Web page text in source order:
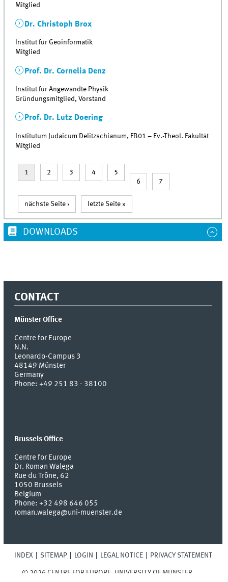
Mitglied
Dr. Christoph Brox
Institut für Geoinformatik
Mitglied
Prof. Dr. Cornelia Denz
Institut für Angewandte Physik
Gründungsmitglied, Vorstand
Prof. Dr. Lutz Doering
Institutum Judaicum Delitzschianum, FB01 – Ev.-Theol. Fakultät
Mitglied
Pages
1 2 3 4
5
6
7
nächste Seite › letzte Seite »
DOWNLOADS
CONTACT
Münster Office
Centre for Europe
N.N.
Leonardo-Campus 3
48149 Münster
Germany
Phone:+49 251 83 - 38100
Brussels Office
Centre for Europe
Dr. Roman Walega
Rue du Trône, 62
1050 Brussels
Belgium
Phone: +32 498 646 055
roman.walega@uni-muenster.de
INDEX SITEMAP LOGIN LEGAL NOTICE PRIVACY STATEMENT
© 2026 CENTRE FOR EUROPE, UNIVERSITY OF MÜNSTER